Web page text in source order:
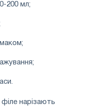
200 мл;
нарізають